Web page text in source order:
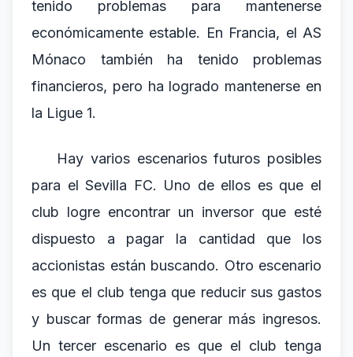
tenido problemas para mantenerse
económicamente estable. En Francia, el AS
Mónaco también ha tenido problemas
financieros, pero ha logrado mantenerse en
la Ligue 1.
Hay varios escenarios futuros posibles
para el Sevilla FC. Uno de ellos es que el
club logre encontrar un inversor que esté
dispuesto a pagar la cantidad que los
accionistas están buscando. Otro escenario
es que el club tenga que reducir sus gastos
y buscar formas de generar más ingresos.
Un tercer escenario es que el club tenga